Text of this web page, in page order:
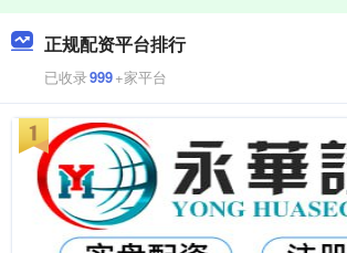
正规配资平台排行
已收录999+家平台